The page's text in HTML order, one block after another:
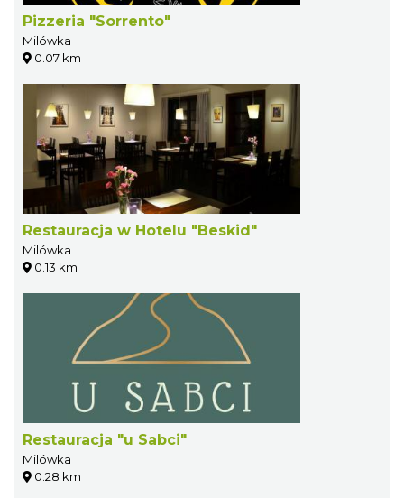
Pizzeria "Sorrento"
Milówka
0.07 km
Restauracja w Hotelu "Beskid"
Milówka
0.13 km
Restauracja "u Sabci"
Milówka
0.28 km